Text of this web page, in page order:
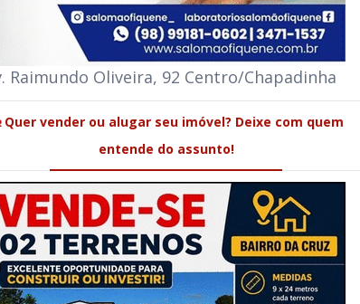
Raimundo Oliveira, 92 Centro/Chapadinha
Quer vender ou alugar seu imóvel? Deixe com quem
entende do assunto!